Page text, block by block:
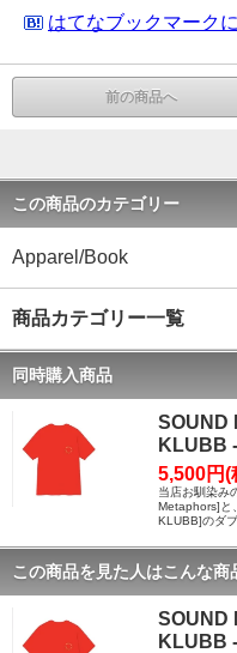
はてなブックマーク
前の商品へ
この商品のカテゴリー
Apparel/Book
商品カテゴリー一覧
同時購入商品
SOUND
KLUBB
5,500円(
当店お馴染み
Metaphors]と
KLUBB]のダ
この商品を見た人はこんな商
SOUND
KLUBB